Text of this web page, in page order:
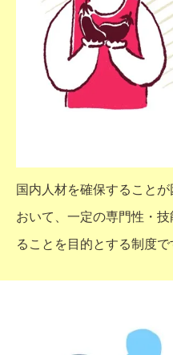
国内人材を確保すること
おいて、一定の専門性・
ることを目的とする制度で